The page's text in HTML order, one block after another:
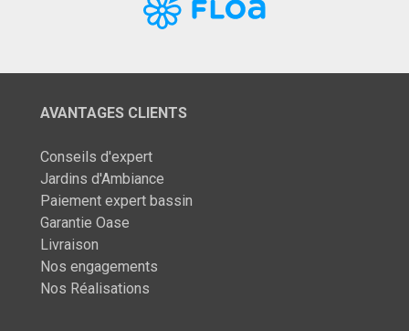
AVANTAGES CLIENTS
Conseils d'expert
Jardins d'Ambiance
Paiement expert bassin
Garantie Oase
Livraison
Nos engagements
Nos Réalisations